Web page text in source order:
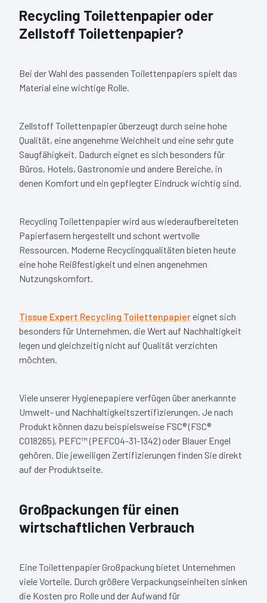
Recycling Toilettenpapier oder
Zellstoff Toilettenpapier?
Bei der Wahl des passenden Toilettenpapiers spielt das
Material eine wichtige Rolle.
Zellstoff Toilettenpapier überzeugt durch seine hohe
Qualität, eine angenehme Weichheit und eine sehr gute
Saugfähigkeit. Dadurch eignet es sich besonders für
Büros, Hotels, Gastronomie und andere Bereiche, in
denen Komfort und ein gepflegter Eindruck wichtig sind.
Recycling Toilettenpapier wird aus wiederaufbereiteten
Papierfasern hergestellt und schont wertvolle
Ressourcen. Moderne Recyclingqualitäten bieten heute
eine hohe Reißfestigkeit und einen angenehmen
Nutzungskomfort.
Tissue Expert Recycling Toilettenpapiereignet sich
besonders für Unternehmen, die Wert auf Nachhaltigkeit
legen und gleichzeitig nicht auf Qualität verzichten
möchten.
Viele unserer Hygienepapiere verfügen über anerkannte
Umwelt- und Nachhaltigkeitszertifizierungen. Je nach
Produkt können dazu beispielsweise FSC® (FSC®
C018265), PEFC™ (PEFC04-31-1342)oder Blauer Engel
gehören. Die jeweiligen Zertifizierungen finden Sie direkt
auf der Produktseite.
Großpackungen für einen
wirtschaftlichen Verbrauch
Eine Toilettenpapier Großpackung bietet Unternehmen
viele Vorteile. Durch größere Verpackungseinheiten sinken
die Kosten pro Rolle und der Aufwand für